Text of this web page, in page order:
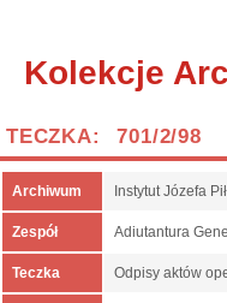
Kolekcje
TECZKA: 701/2/98
Archiwum Instytut Józefa
Zespół Adiutantura
Teczka Odpisy aktów